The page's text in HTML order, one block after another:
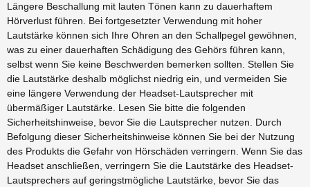
Längere Beschallung mit lauten Tönen kann zu dauerhaftem
Hörverlust führen. Bei fortgesetzter Verwendung mit hoher
Lautstärke können sich Ihre Ohren an den Schallpegel gewöhnen,
was zu einer dauerhaften Schädigung des Gehörs führen kann,
selbst wenn Sie keine Beschwerden bemerken sollten. Stellen Sie
die Lautstärke deshalb möglichst niedrig ein, und vermeiden Sie
eine längere Verwendung der Headset-Lautsprecher mit
übermäßiger Lautstärke. Lesen Sie bitte die folgenden
Sicherheitshinweise, bevor Sie die Lautsprecher nutzen. Durch
Befolgung dieser Sicherheitshinweise können Sie bei der Nutzung
des Produkts die Gefahr von Hörschäden verringern. Wenn Sie das
Headset anschließen, verringern Sie die Lautstärke des Headset-
Lautsprechers auf geringstmögliche Lautstärke, bevor Sie das